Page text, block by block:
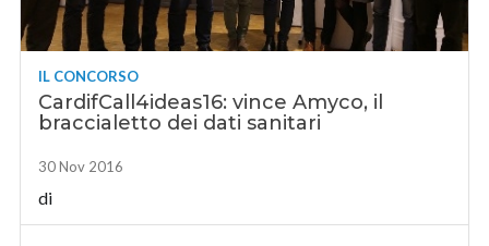
IL CONCORSO
CardifCall4ideas16: vince Amyco, il
braccialetto dei dati sanitari
30 Nov 2016
di